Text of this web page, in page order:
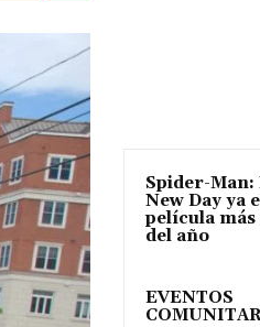
Spider-Man:
New Day ya
película
del año
EVENTOS